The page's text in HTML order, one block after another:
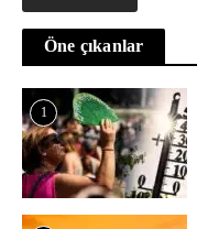
Öne çıkanlar
1